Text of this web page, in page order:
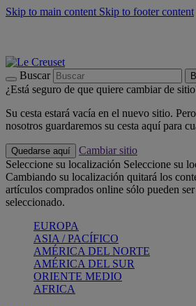
Skip to main content Skip to footer content
Buscar
¿Está seguro de que quiere cambiar de
Su cesta estará vacía en el nuevo sitio.
nosotros guardaremos su cesta aquí para
Quedarse aquí
Cambiar sitio
Seleccione su localización Seleccione su
Cambiando su localización quitará los
artículos comprados online sólo pueden
seleccionado.
EUROPA
ASIA / PACÍFICO
AMÉRICA DEL NORTE
AMÉRICA DEL SUR
ORIENTE MEDIO
AFRICA